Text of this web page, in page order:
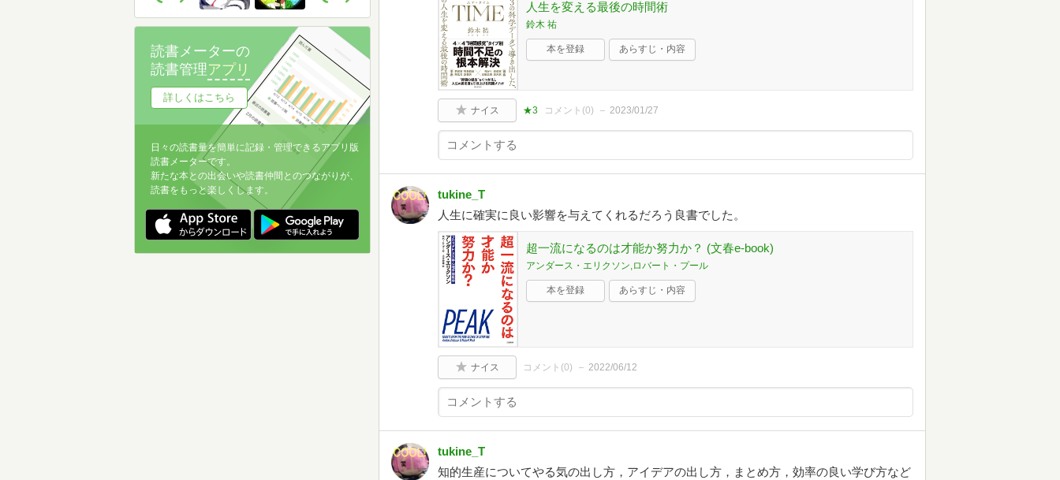
人生を変える最後の時間術
鈴木 祐
本を登録 あらすじ・内容
ナイス ★3 コメント(0) 2023/01/27
tukine_T
人生に確実に良い影響を与えてくれるだろう良書でした。
超一流になるのは才能か努力か？ (文春e-book)
アンダース・エリクソン,ロバート・プール
本を登録 あらすじ・内容
ナイス コメント(0) 2022/06/12
tukine_T
知的生産についてやる気の出し方，アイデアの出し方，まとめ方，効率の良い学び方など
読書メーターの
読書管理アプリ
詳しくはこちら
日々の読書量を簡単に記録・管理できるアプリ版
読書メーターです。
新たな本との出会いや読書仲間とのつながりが、
読書をもっと楽しくします。